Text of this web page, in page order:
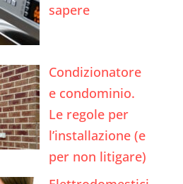
sapere
Condizionatore
e condominio.
Le regole per
l’installazione (e
per non litigare)